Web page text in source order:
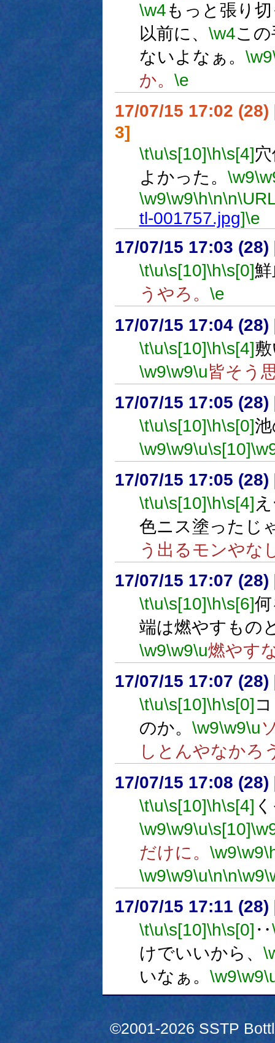
\w4もっと張り
以前に、 \w4こ
ないよなぁ。 \w9
か。 \e
17/07/15 17:02 (28)
3]
\t\u\s[10]\h\s[4]
よかった。 \w9
\w9\w9\h\n\n
tl-001757.jpg]\e
17/07/15 17:03 (28)
\t\u\s[10]\h\s[0]
うやろ。 \e
17/07/15 17:04 (28)
\t\u\s[10]\h\s[4]
\w9\w9\u皆そう
17/07/15 17:05 (28)
\t\u\s[10]\h\s[0]
\w9\w9\u\s[10]
17/07/15 17:05 (28)
\t\u\s[10]\h\s[4]
色ニス塗ったじ
う出るモンやな
17/07/15 17:07 (28)
\t\u\s[10]\h\s[6]
端は燃やすもの
\w9\w9\u燃やす
17/07/15 17:07 (28)
\t\u\s[10]\h\s[0]
のか。 \w9\w9\u
しとんやなかろ
17/07/15 17:08 (28)
\t\u\s[10]\h\s[4]
\w9\w9\u\s[10]
だけに。 \w9\w9
\w9\w9\u\n\n\w9
17/07/15 17:11 (28)
\t\u\s[10]\h\s[0] ‥
けでいいから、
いなぁ。 \w9\w9
©2001-2026 SSTP